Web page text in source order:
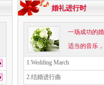
婚礼进行时
一场成功的
适当的音乐
1.Wedding March
2.结婚进行曲